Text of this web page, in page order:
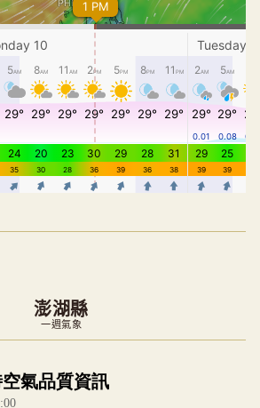
澎湖縣
一週氣象
工具為視覺預覽，完整即時空